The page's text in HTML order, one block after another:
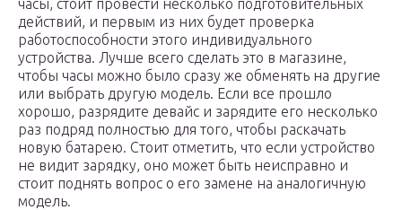
часы, стоит провести несколько подготовительных
действий, и первым из них будет проверка
работоспособности этого индивидуального
устройства. Лучше всего сделать это в магазине,
чтобы часы можно было сразу же обменять на другие
или выбрать другую модель. Если все прошло
хорошо, разрядите девайс и зарядите его несколько
раз подряд полностью для того, чтобы раскачать
новую батарею. Стоит отметить, что если устройство
не видит зарядку, оно может быть неисправно и
стоит поднять вопрос о его замене на аналогичную
модель.